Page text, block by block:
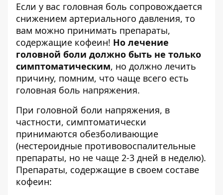
Если у вас головная боль сопровождается
снижением артериального давления, то
вам можно принимать препараты,
содержащие кофеин! Но лечение
головной боли должно быть не только
симптоматическим, но должно лечить
причину, помним, что чаще всего есть
головная боль напряжения.
При головной боли напряжения, в
частности, симптоматически
принимаются обезболивающие
(нестероидные противовоспалительные
препараты, но не чаще 2-3 дней в неделю).
Препараты, содержащие в своем составе
кофеин: